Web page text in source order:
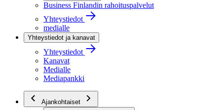
Business Finlandin rahoituspalvelut
Yhteystiedot
medialle
Yhteystiedot ja kanavat
Yhteystiedot
Kanavat
Medialle
Mediapankki
Ajankohtaiset